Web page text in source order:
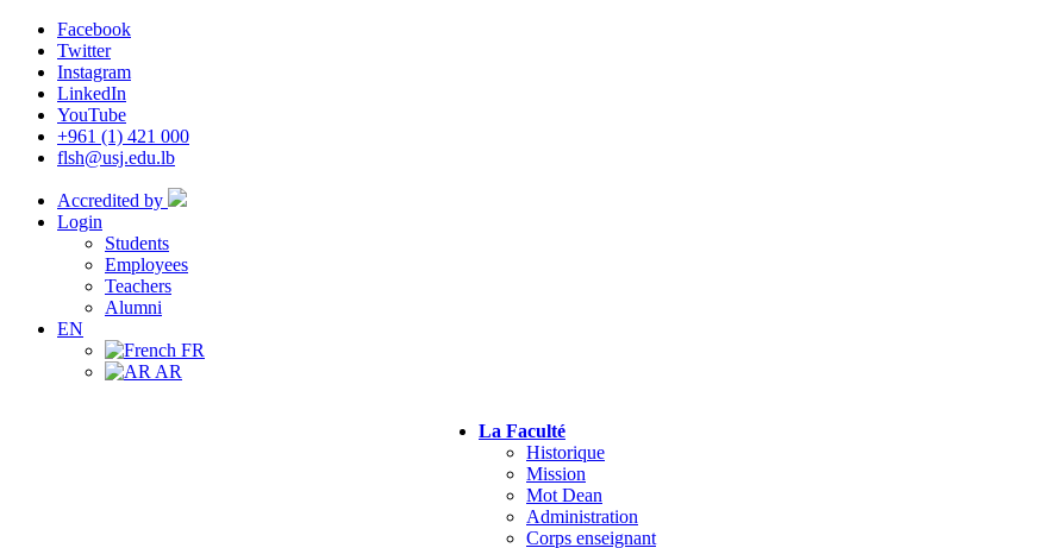
Facebook
Twitter
Instagram
LinkedIn
YouTube
+961 (1) 421 000
flsh@usj.edu.lb
Accredited by
Login
Students
Employees
Teachers
Alumni
EN
FR
AR
La Faculté
Historique
Mission
Mot Dean
Administration
Corps enseignant